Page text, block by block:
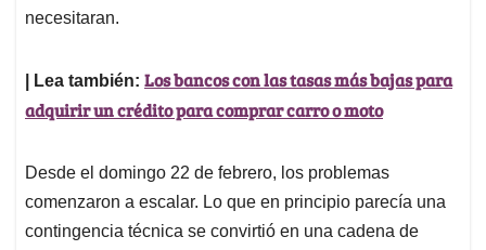
necesitaran.
| Lea también: Los bancos con las tasas más bajas para
adquirir un crédito para comprar carro o moto
Desde el domingo 22 de febrero, los problemas
comenzaron a escalar. Lo que en principio parecía una
contingencia técnica se convirtió en una cadena de